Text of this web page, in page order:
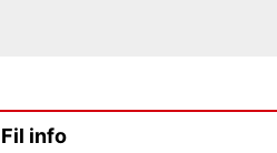
Fil info